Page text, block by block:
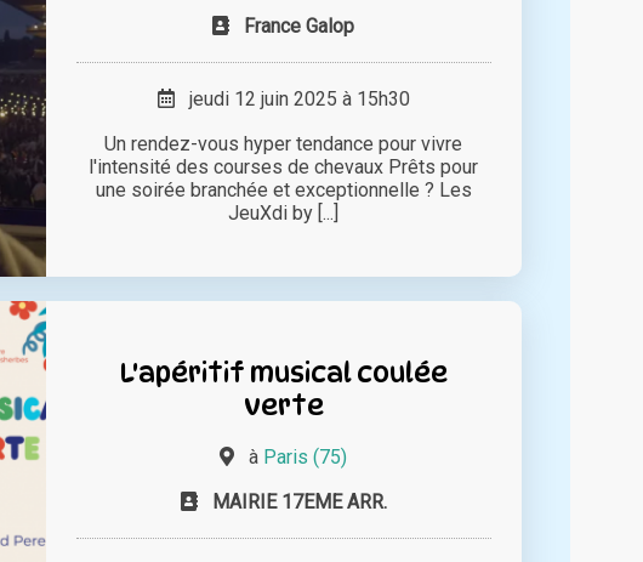
France Galop
jeudi 12 juin 2025 à 15h30
Un rendez-vous hyper tendance pour vivre
l'intensité des courses de chevaux Prêts pour
une soirée branchée et exceptionnelle ? Les
JeuXdi by [...]
L'apéritif musical coulée
verte
à Paris (75)
MAIRIE 17EME ARR.